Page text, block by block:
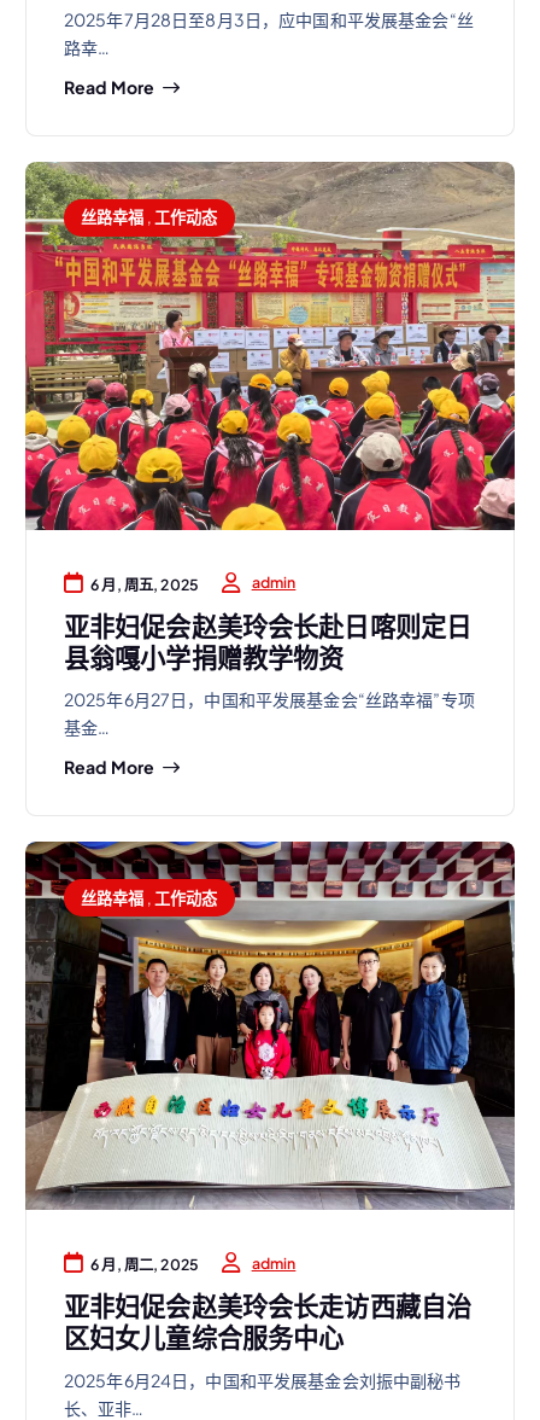
2025年7月28日至8月3日，应中国和平发展基金会“丝
路幸…
Read More
丝路幸福 , 工作动态
6 月, 周五, 2025 admin
亚非妇促会赵美玲会长赴日喀则定日
县翁嘎小学捐赠教学物资
2025年6月27日，中国和平发展基金会“丝路幸福”专项
基金…
Read More
丝路幸福 , 工作动态
6 月, 周二, 2025 admin
亚非妇促会赵美玲会长走访西藏自治
区妇女儿童综合服务中心
2025年6月24日，中国和平发展基金会刘振中副秘书
长、亚非…